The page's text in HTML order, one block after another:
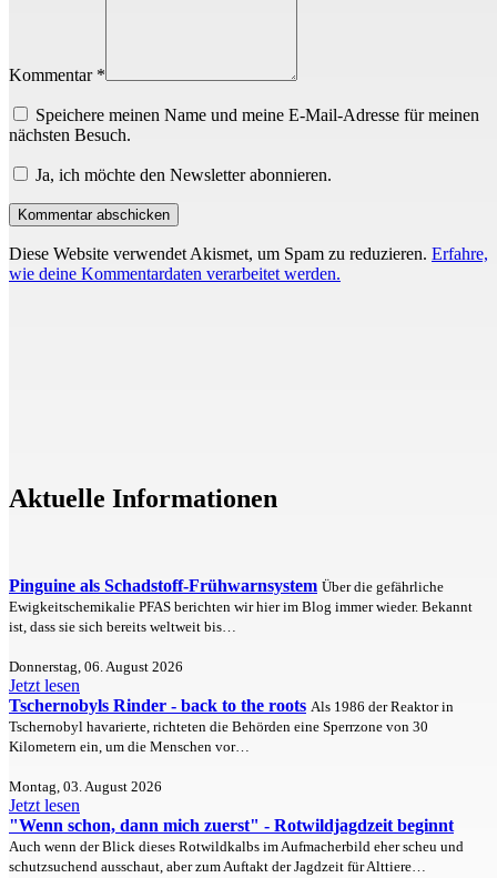
Kommentar *
Speichere meinen Name und meine E-Mail-Adresse für meinen
nächsten Besuch.
Ja, ich möchte den Newsletter abonnieren.
Diese Website verwendet Akismet, um Spam zu reduzieren. Erfahre,
wie deine Kommentardaten verarbeitet werden.
Aktuelle Informationen
Pinguine als Schadstoff-Frühwarnsystem Über die gefährliche
Ewigkeitschemikalie PFAS berichten wir hier im Blog immer wieder. Bekannt
ist, dass sie sich bereits weltweit bis…
Donnerstag, 06. August 2026
Jetzt lesen
Tschernobyls Rinder - back to the roots Als 1986 der Reaktor in
Tschernobyl havarierte, richteten die Behörden eine Sperrzone von 30
Kilometern ein, um die Menschen vor…
Montag, 03. August 2026
Jetzt lesen
"Wenn schon, dann mich zuerst" - Rotwildjagdzeit beginnt
Auch wenn der Blick dieses Rotwildkalbs im Aufmacherbild eher scheu und
schutzsuchend ausschaut, aber zum Auftakt der Jagdzeit für Alttiere…